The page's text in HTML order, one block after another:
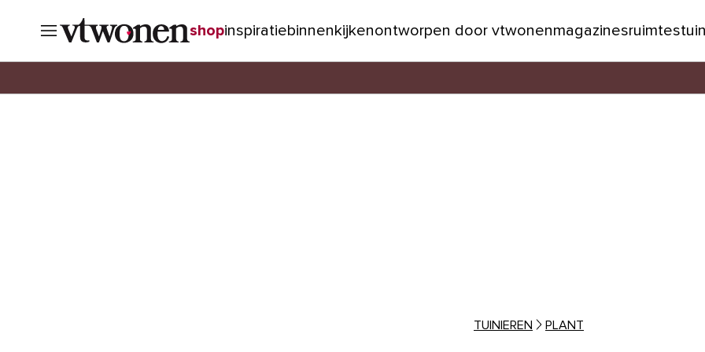
shopinspiratiebinnenkijkenontworpen door vtwonenmagazinesruimtestuin
TUINIEREN PLANT